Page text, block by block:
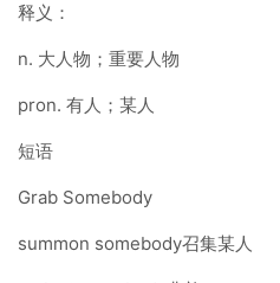
释义：
n. 大人物；重要人物
pron. 有人；某人
短语
Grab Somebody
summon somebody召集某人